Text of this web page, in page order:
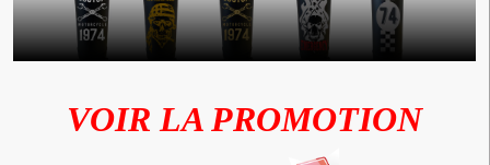
VOIR LA PROMOTION